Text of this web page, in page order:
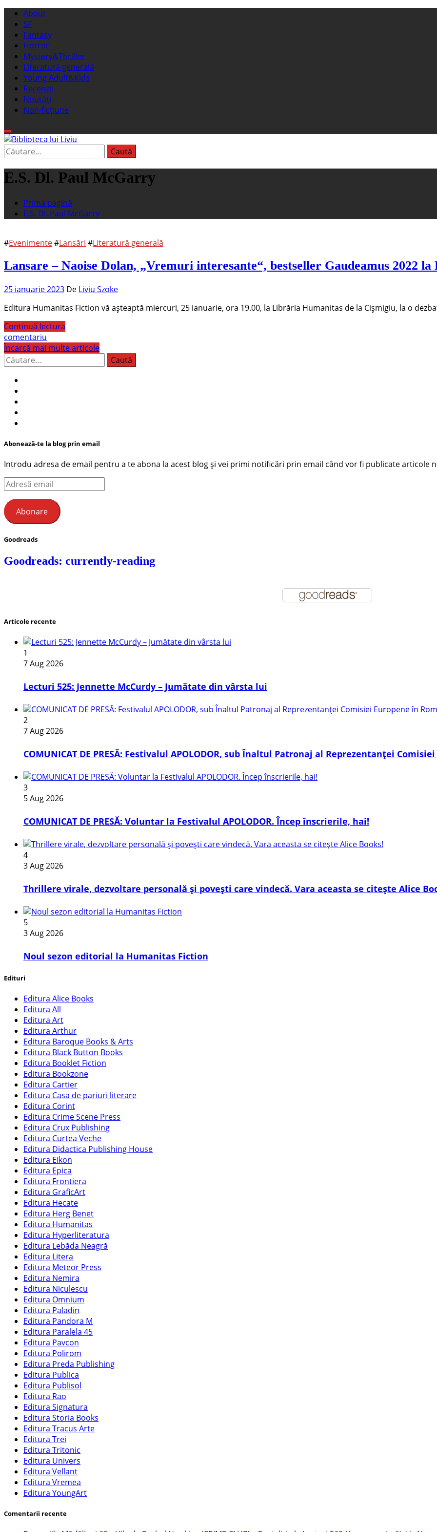
Sari
conținut
Meniu
principal
About
SF
Fantasy
Horror
Mystery&Thriller
Literatură generală
Young Adult&Kids
Recenzii
Noutăți
Non-ficțiune
Biblioteca lui Liviu
Fostul blog FanSF
Caută
după:
E.S. Dl. Paul McGarry
Prima pagină
E.S. Dl. Paul McGarry
#Evenimente#Lansări #Literatură generală
Lansare – Naoise Dolan, „Vremuri interesante“, bestseller Gaudeamus 2022
25 ianuarie 2023 De Liviu Szoke
Editura Humanitas Fiction vă așteaptă miercuri, 25 ianuarie, ora 19.00, la Librăria Humanitas de la Cișmigiu, la o
Continuă lectura
comentariu
Încarcă mai multe articole
Caută
după:
Abonează-te la blog prin email
Introdu adresa de email pentru a te abona la acest blog și vei primi notificări prin email când vor fi publicate articole
Adresă
email
Abonare
Goodreads
Goodreads: currently-reading
Articole recente
1
7 Aug 2026
Lecturi 525: Jennette McCurdy – Jumătate din vârsta lui
2
7 Aug 2026
COMUNICAT DE PRESĂ: Festivalul APOLODOR, sub Înaltul Patronaj al Reprezentanței
3
5 Aug 2026
COMUNICAT DE PRESĂ: Voluntar la Festivalul APOLODOR. Încep înscrierile, hai!
4
3 Aug 2026
Thrillere virale, dezvoltare personală și povești care vindecă. Vara aceasta se citește Alice
5
3 Aug 2026
​Noul sezon editorial la Humanitas Fiction
Edituri
Editura Alice Books
Editura All
Editura Art
Editura Arthur
Editura Baroque Books & Arts
Editura Black Button Books
Editura Booklet Fiction
Editura Bookzone
Editura Cartier
Editura Casa de pariuri literare
Editura Corint
Editura Crime Scene Press
Editura Crux Publishing
Editura Curtea Veche
Editura Didactica Publishing House
Editura Eikon
Editura Epica
Editura Frontiera
Editura GraficArt
Editura Hecate
Editura Herg Benet
Editura Humanitas
Editura Hyperliteratura
Editura Lebăda Neagră
Editura Litera
Editura Meteor Press
Editura Nemira
Editura Niculescu
Editura Omnium
Editura Paladin
Editura Pandora M
Editura Paralela 45
Editura Pavcon
Editura Polirom
Editura Preda Publishing
Editura Publica
Editura Publisol
Editura Rao
Editura Signatura
Editura Storia Books
Editura Tracus Arte
Editura Trei
Editura Tritonic
Editura Univers
Editura Vellant
Editura Vremea
Editura YoungArt
Comentarii recente